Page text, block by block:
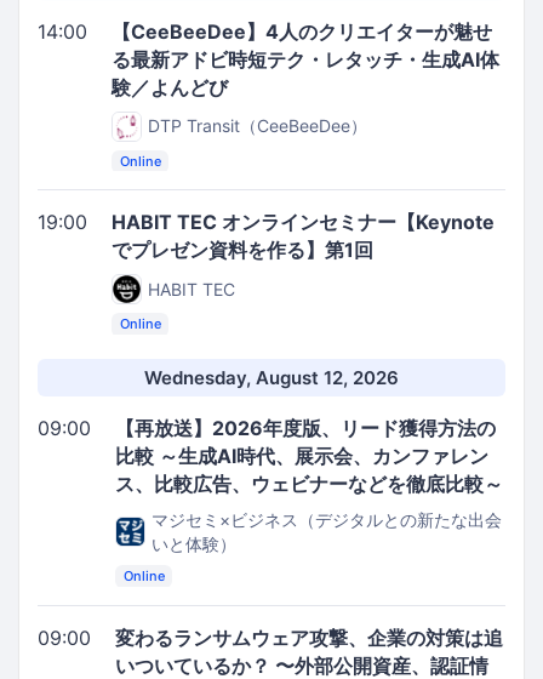
14:00
【CeeBeeDee】4人のクリエイターが魅せ
る最新アドビ時短テク・レタッチ・生成AI体
験／よんどび
DTP Transit（CeeBeeDee）
Online
19:00
HABIT TEC オンラインセミナー【Keynote
でプレゼン資料を作る】第1回
HABIT TEC
Online
Wednesday, August 12, 2026
09:00
【再放送】2026年度版、リード獲得方法の
比較 ～生成AI時代、展示会、カンファレン
ス、比較広告、ウェビナーなどを徹底比較～
マジセミ×ビジネス（デジタルとの新たな出会
いと体験）
Online
09:00
変わるランサムウェア攻撃、企業の対策は追
いついているか？ 〜外部公開資産、認証情